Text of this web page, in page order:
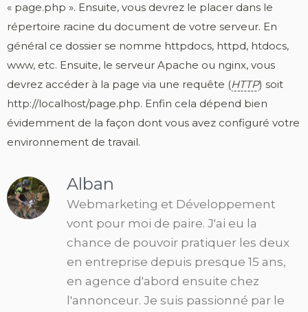
« page.php ». Ensuite, vous devrez le placer dans le
répertoire racine du document de votre serveur. En
général ce dossier se nomme httpdocs, httpd, htdocs,
www, etc. Ensuite, le serveur Apache ou nginx, vous
devrez accéder à la page via une requête (HTTP) soit
http://localhost/page.php. Enfin cela dépend bien
évidemment de la façon dont vous avez configuré votre
environnement de travail.
Alban
Webmarketing et Développement
vont pour moi de paire. J'ai eu la
chance de pouvoir pratiquer les deux
en entreprise depuis presque 15 ans,
en agence d'abord ensuite chez
l'annonceur. Je suis passionné par le